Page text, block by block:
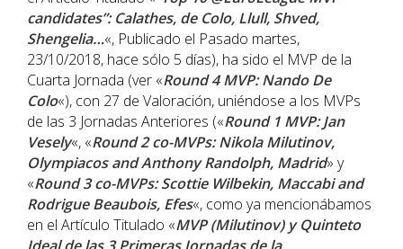
candidates”: Calathes, de Colo, Llull, Shved,
Shengelia…«, Publicado el Pasado martes,
23/10/2018, hace sólo 5 días), ha sido el MVP de la
Cuarta Jornada (ver «Round 4 MVP: Nando De
Colo«), con 27 de Valoración, uniéndose a los MVPs
de las 3 Jornadas Anteriores («Round 1 MVP: Jan
Vesely«, «Round 2 co-MVPs: Nikola Milutinov,
Olympiacos and Anthony Randolph, Madrid» y
«Round 3 co-MVPs: Scottie Wilbekin, Maccabi and
Rodrigue Beaubois, Efes«, como ya mencionábamos
en el Artículo Titulado «MVP (Milutinov) y Quinteto